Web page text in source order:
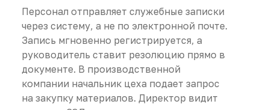
Персонал отправляет служебные записки
через систему, а не по электронной почте.
Запись мгновенно регистрируется, а
руководитель ставит резолюцию прямо в
документе. В производственной
компании начальник цеха подает запрос
на закупку материалов. Директор видит